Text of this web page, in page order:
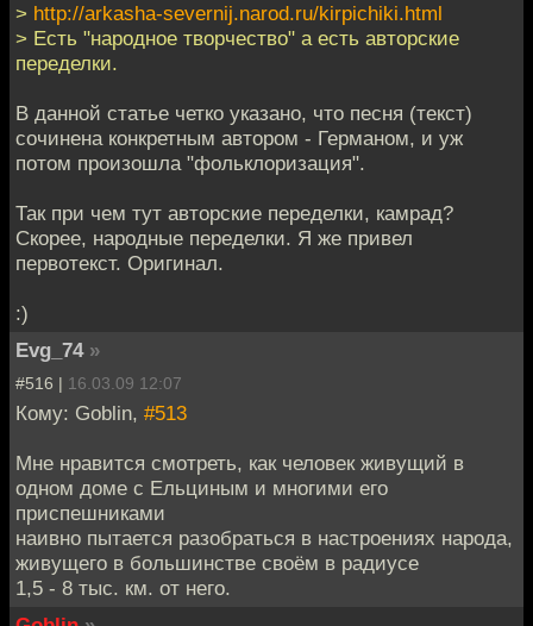
> http://arkasha-severnij.narod.ru/kirpichiki.html
> Есть "народное творчество" а есть авторские
переделки.
В данной статье четко указано, что песня (текст)
сочинена конкретным автором - Германом, и уж
потом произошла "фольклоризация".
Так при чем тут авторские переделки, камрад?
Скорее, народные переделки. Я же привел
первотекст. Оригинал.
:)
Evg_74 »
#516 | 16.03.09 12:07
Кому: Goblin, #513
Мне нравится смотреть, как человек живущий в
одном доме с Ельциным и многими его
приспешниками
наивно пытается разобраться в настроениях народа,
живущего в большинстве своём в радиусе
1,5 - 8 тыс. км. от него.